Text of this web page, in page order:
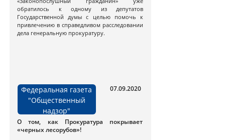
Федеральная газета
"Общественный
надзор"
обратилось к одному из депутатов
Государственной думы с целью помочь к
привлечению в справедливом расследовании
дела генеральную прокуратуру.
О том, как Прокуратура покрывает
«черных лесорубов»!
07.09.2020